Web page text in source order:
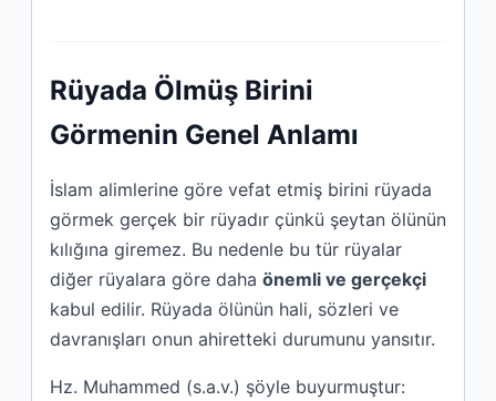
Rüyada Ölmüş Birini
Görmenin Genel Anlamı
İslam alimlerine göre vefat etmiş birini rüyada
görmek gerçek bir rüyadır çünkü şeytan ölünün
kılığına giremez. Bu nedenle bu tür rüyalar
diğer rüyalara göre daha önemli ve gerçekçi
kabul edilir. Rüyada ölünün hali, sözleri ve
davranışları onun ahiretteki durumunu yansıtır.
Hz. Muhammed (s.a.v.) şöyle buyurmuştur: